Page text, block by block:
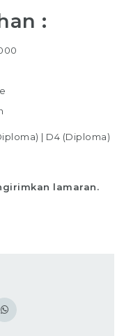
:
| D4 (Diploma)
lamaran.